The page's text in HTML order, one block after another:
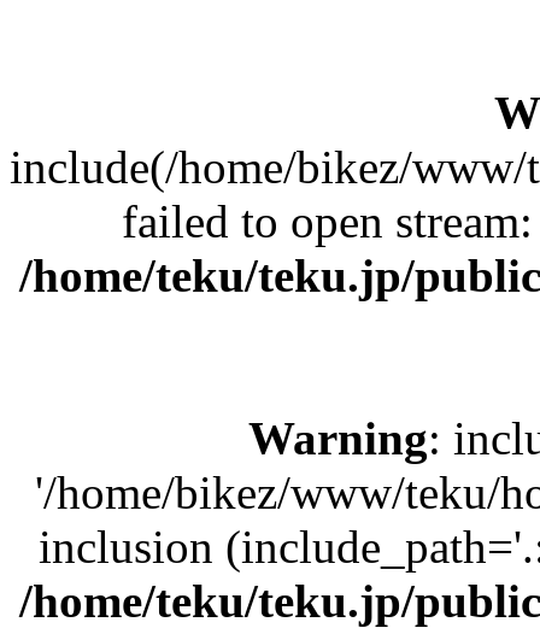
include(/home/bikez/
failed to open
/home/teku/teku.jp/
Warning:
'/home/bikez/www/teku/
inclusion
/home/teku/teku.jp/